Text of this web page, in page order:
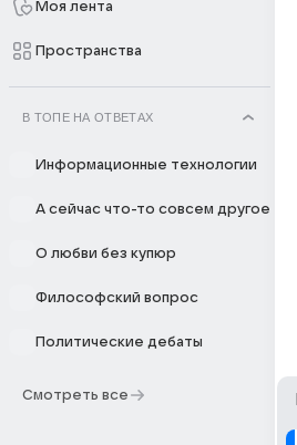
Моя лента
Пространства
В ТОПЕ НА ОТВЕТАХ
Информационные технологии
А сейчас что-то совсем другое
О любви без купюр
Философский вопрос
Политические дебаты
Смотреть все